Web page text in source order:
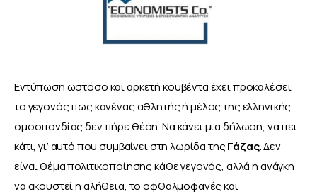
Εντύπωση ωστόσο και αρκετή κουβέντα έχει προκαλέσει
το γεγονός πως κανένας αθλητής ή μέλος της ελληνικής
ομοσπονδίας δεν πήρε θέση. Να κάνει μια δήλωση, να πει
κάτι, γι’ αυτό που συμβαίνει στη λωρίδα της Γάζας. Δεν
είναι θέμα πολιτικοποίησης κάθε γεγονός, αλλά η ανάγκη
να ακουστεί η αλήθεια, το οφθαλμοφανές και